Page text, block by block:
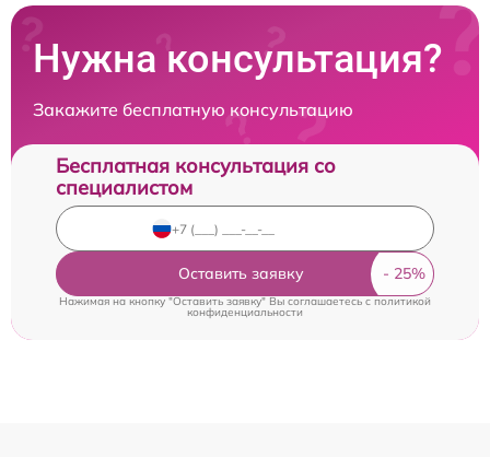
Нужна консультация?
Закажите бесплатную консультацию
Бесплатная консультация со
специалистом
Оставить заявку
Нажимая на кнопку "Оставить заявку" Вы соглашаетесь c политикой
конфиденциальности